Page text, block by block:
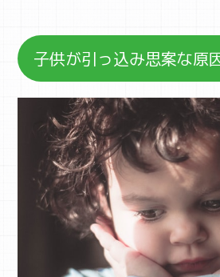
子供が引っ込み思案な原